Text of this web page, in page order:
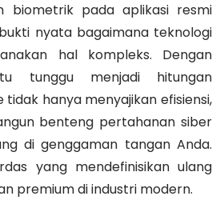
biometrik pada aplikasi resmi
nyata bagaimana teknologi
hal kompleks. Dengan
tunggu menjadi hitungan
tidak hanya menyajikan efisiensi,
benteng pertahanan siber
di genggaman tangan Anda.
yang mendefinisikan ulang
premium di industri modern.